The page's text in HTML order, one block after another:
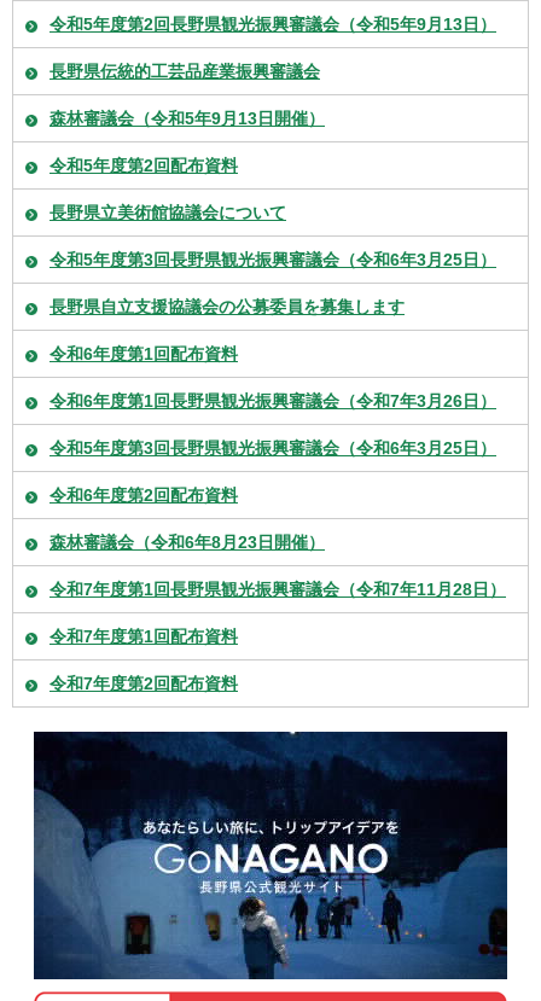
令和5年度第2回長野県観光振興審議会（令和5年9月13日）
長野県伝統的工芸品産業振興審議会
森林審議会（令和5年9月13日開催）
令和5年度第2回配布資料
長野県立美術館協議会について
令和5年度第3回長野県観光振興審議会（令和6年3月25日）
長野県自立支援協議会の公募委員を募集します
令和6年度第1回配布資料
令和6年度第1回長野県観光振興審議会（令和7年3月26日）
令和5年度第3回長野県観光振興審議会（令和6年3月25日）
令和6年度第2回配布資料
森林審議会（令和6年8月23日開催）
令和7年度第1回長野県観光振興審議会（令和7年11月28日）
令和7年度第1回配布資料
令和7年度第2回配布資料